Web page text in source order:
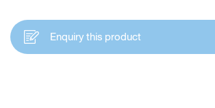
Enquiry this product